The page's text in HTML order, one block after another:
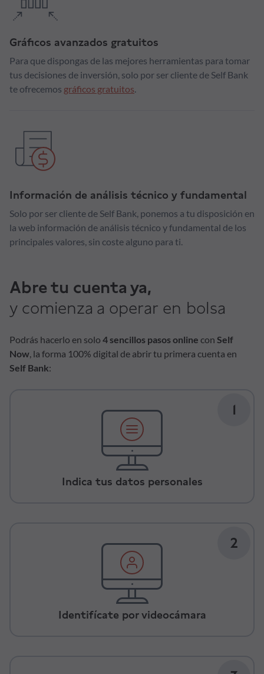
Gráficos avanzados gratuitos
Para que dispongas de las mejores herramientas para tomar
tus decisiones de inversión, solo por ser cliente de Self Bank
te ofrecemos gráficos gratuitos.
Información de análisis técnico y fundamental
Solo por ser cliente de Self Bank, ponemos a tu disposición en
la web información de análisis técnico y fundamental de los
principales valores, sin coste alguno para ti.
Abre tu cuenta ya,
y comienza a operar en bolsa
Podrás hacerlo en solo 4 sencillos pasos online con Self
Now, la forma 100% digital de abrir tu primera cuenta en
Self Bank:
1
Indica tus datos personales
2
Identifícate por videocámara